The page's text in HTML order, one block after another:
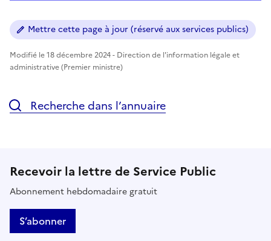
Mettre cette page à jour (réservé aux services publics)
Modifié le 18 décembre 2024 - Direction de l'information légale et
administrative (Premier ministre)
Recherche dans l’annuaire
Recevoir la lettre de Service Public
Abonnement hebdomadaire gratuit
S’abonner